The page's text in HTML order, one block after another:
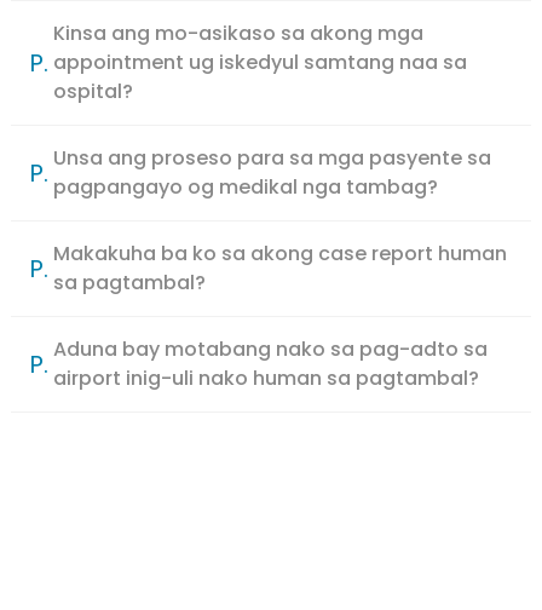
P.
Kinsa ang mo-asikaso sa akong mga
appointment ug iskedyul samtang naa sa
ospital?
P. Unsa ang proseso para sa mga pasyente sa
pagpangayo og medikal nga tambag?
P. Makakuha ba ko sa akong case report human
sa pagtambal?
P. Aduna bay motabang nako sa pag-adto sa
airport inig-uli nako human sa pagtambal?